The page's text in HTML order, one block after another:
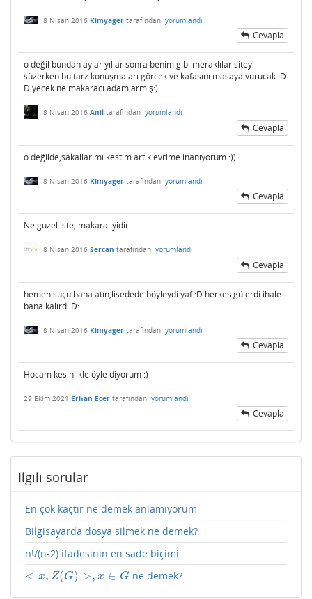
8 Nisan 2016 Kimyager tarafından yorumlandı
Cevapla
o değil bundan aylar yıllar sonra benim gibi meraklılar siteyi
süzerken bu tarz konuşmaları görcek ve kafasını masaya vurucak :D
Diyecek ne makaracı adamlarmış:)
8 Nisan 2016 Anil tarafından yorumlandı
Cevapla
o değilde,sakallarımı kestim.artık evrime inanıyorum :))
8 Nisan 2016 Kimyager tarafından yorumlandı
Cevapla
Ne guzel iste, makara iyidir.
8 Nisan 2016 Sercan tarafından yorumlandı
Cevapla
hemen suçu bana atın,lisedede böyleydi yaf :D herkes gülerdi ihale
bana kalırdı D:
8 Nisan 2016 Kimyager tarafından yorumlandı
Cevapla
Hocam kesinlikle öyle diyorum :)
29 Ekim 2021 Erhan Ecer tarafından yorumlandı
Cevapla
İlgili sorular
En çok kaçtır ne demek anlamıyorum
Bilgisayarda dosya silmek ne demek?
n!/(n-2) ifadesinin en sade biçimi
< x, Z(G) >, x ∈ G
<x Z(G)>,x∈G ne demek?